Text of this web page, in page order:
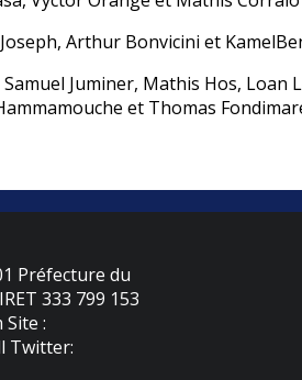
Arthur Bonvicini et
Juminer, Mathis Hos, Loan
et Thomas
Préfecture du
333 799 153
Site :
Twitter: